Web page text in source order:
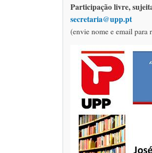
Participação livre,
secretaria@upp.pt
(envie nome e email para